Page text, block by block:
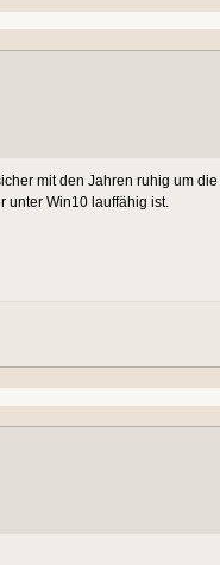
mit den Jahren ruhig um
unter Win10 lauffähig ist.